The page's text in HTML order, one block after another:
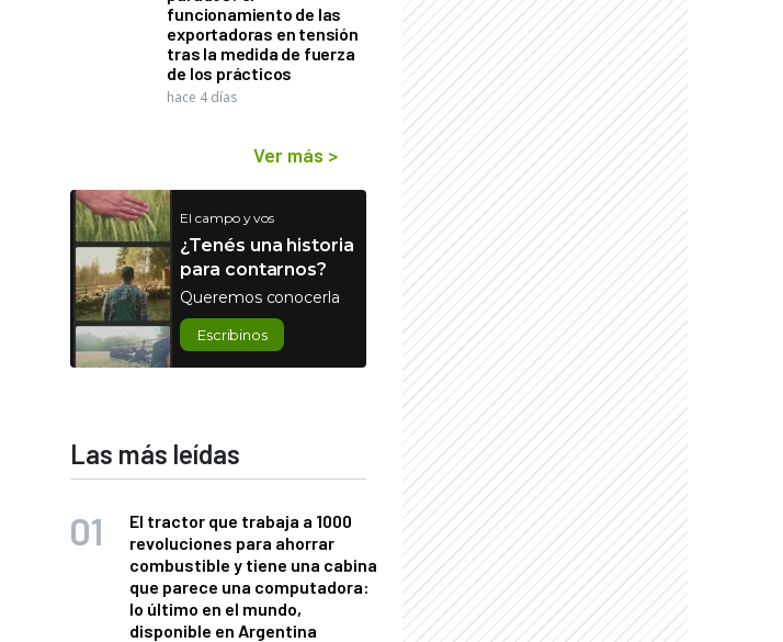
funcionamiento de las
exportadoras en tensión
tras la medida de fuerza
de los prácticos
hace 4 días
Ver más >
El campo y vos
¿Tenés una historia
para contarnos?
Queremos conocerla
Escribinos
Las más leídas
El tractor que trabaja a 1000
revoluciones para ahorrar
combustible y tiene una cabina
que parece una computadora:
lo último en el mundo,
disponible en Argentina